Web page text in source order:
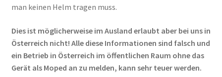
man keinen Helm tragen muss.
Dies ist möglicherweise im Ausland erlaubt aber bei uns in
Österreich nicht! Alle diese Informationen sind falsch und
ein Betrieb in Österreich im öffentlichen Raum ohne das
Gerät als Moped an zu melden, kann sehr teuer werden.